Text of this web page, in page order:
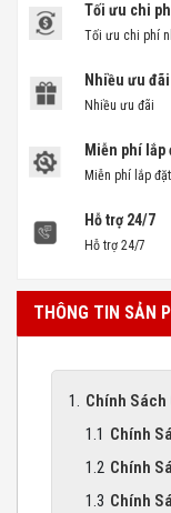
Tối ưu chi
Tối ưu chi phí
Nhiều ưu đãi
Nhiều ưu đãi
Miễn phí lắp
Miễn phí lắp đặt
Hỗ trợ 24/7
Hỗ trợ 24/7
THÔNG TIN SẢN
Chính Sách
Chính
Chính
Chính